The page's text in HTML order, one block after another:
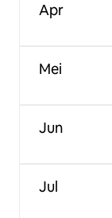
Apr
Mei
Jun
Jul